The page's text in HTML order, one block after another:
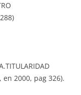
en 2000, pag 326).